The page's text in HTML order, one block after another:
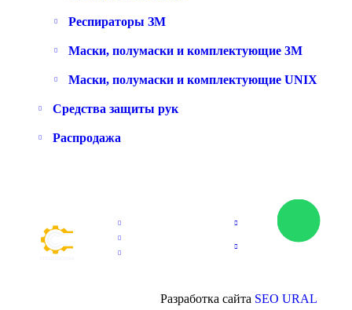
Респираторы ЗМ
Маски, полумаски и комплектующие 3M
Маски, полумаски и комплектующие UNIX
Средства защиты рук
Распродажа
Разработка сайта SEO URAL